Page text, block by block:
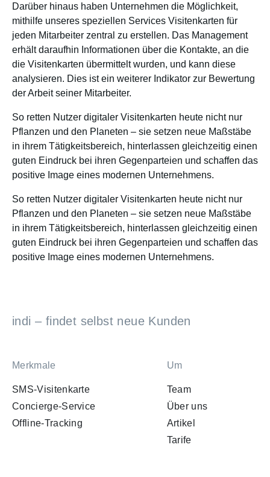
Darüber hinaus haben Unternehmen die Möglichkeit,
mithilfe unseres speziellen Services Visitenkarten für
jeden Mitarbeiter zentral zu erstellen. Das Management
erhält daraufhin Informationen über die Kontakte, an die
die Visitenkarten übermittelt wurden, und kann diese
analysieren. Dies ist ein weiterer Indikator zur Bewertung
der Arbeit seiner Mitarbeiter.
So retten Nutzer digitaler Visitenkarten heute nicht nur
Pflanzen und den Planeten – sie setzen neue Maßstäbe
in ihrem Tätigkeitsbereich, hinterlassen gleichzeitig einen
guten Eindruck bei ihren Gegenparteien und schaffen das
positive Image eines modernen Unternehmens.
So retten Nutzer digitaler Visitenkarten heute nicht nur
Pflanzen und den Planeten – sie setzen neue Maßstäbe
in ihrem Tätigkeitsbereich, hinterlassen gleichzeitig einen
guten Eindruck bei ihren Gegenparteien und schaffen das
positive Image eines modernen Unternehmens.
indi – findet selbst neue Kunden
Merkmale
SMS-Visitenkarte
Concierge-Service
Offline-Tracking
Um
Team
Über uns
Artikel
Tarife